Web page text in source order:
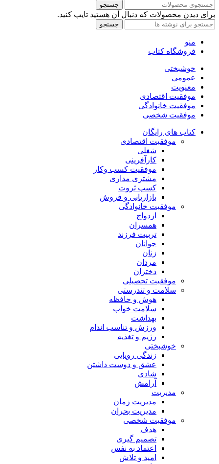
جستجو
برای دیدن محصولات که دنبال آن هستید تایپ کنید.
جستجو
منو
فروشگاه کتاب
خوشبختی
عمومی
معنویت
موفقیت اقتصادی
موفقیت خانوادگی
موفقیت شخصی
کتاب های رایگان
موفقیت اقتصادی
شغلی
کارآفرینی
موفقیت کسب وکار
مشتری مداری
کسب ثروت
بازاریابی و فروش
موفقیت خانوادگی
ازدواج
همسران
تربیت فرزند
جوانان
زنان
مردان
دختران
موفقیت تحصیلی
سلامت و تندرستی
هوش و حافظه
سلامت خواب
بهداشت
ورزش و تناسب اندام
رژیم و تغذیه
خوشبختی
زندگی رویایی
عشق و دوست داشتن
شادی
آرامش
مدیریت
مدیریت زمان
مدیریت بحران
موفقیت شخصی
هدف
تصمیم گیری
اعتماد به نفس
امید و تلاش